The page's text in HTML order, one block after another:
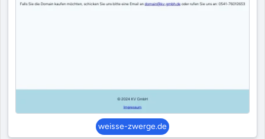
weisse-zwerge.de